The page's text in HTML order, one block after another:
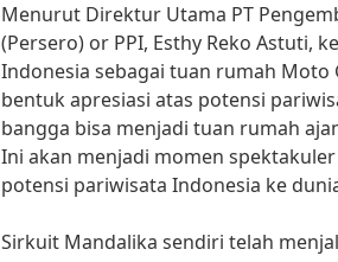
Menurut Direktur Utama PT
(Persero) or PPI, Esthy Reko Astuti,
Indonesia sebagai tuan rumah Moto
bentuk apresiasi atas potensi
bangga bisa menjadi tuan rumah
Ini akan menjadi momen
potensi pariwisata Indonesia ke
Sirkuit Mandalika sendiri telah